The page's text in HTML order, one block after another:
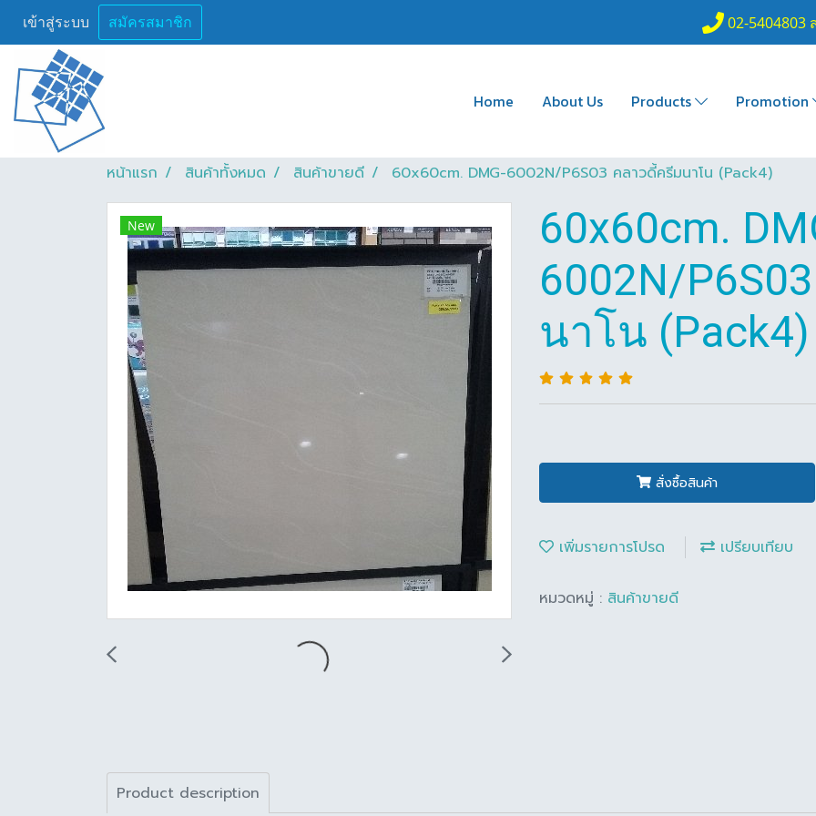
เข้าสู่ระบบ สมัครสมาชิก 02-5404803
Home About Us Products Promotion
หน้าแรก สินค้าทั้งหมด สินค้าขายดี 60x60cm. DMG-6002N/P6S03 คลาวดี้ครีมนาโน (Pack4)
New
60x60cm.
6002N/
นาโน (Pack4)
สั่งซื้อสินค้า
เพิ่มรายการโปรด เปรียบเทียบ
หมวดหมู่ : สินค้าขายดี
Product description